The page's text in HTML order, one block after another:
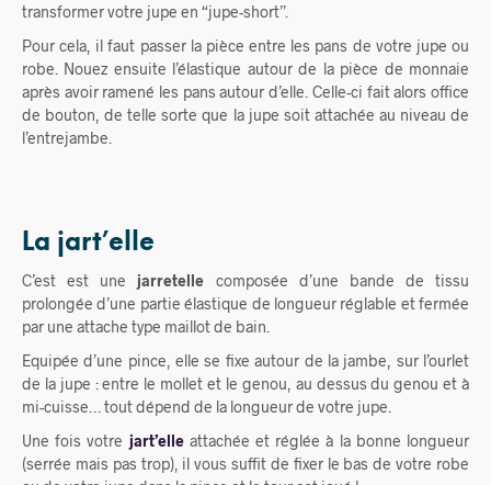
transformer votre jupe en “jupe-short”.
Pour cela, il faut passer la pièce entre les pans de votre jupe ou
robe. Nouez ensuite l’élastique autour de la pièce de monnaie
après avoir ramené les pans autour d’elle. Celle-ci fait alors office
de bouton, de telle sorte que la jupe soit attachée au niveau de
l’entrejambe.
La jart’elle
C’est est une jarretelle composée d’une bande de tissu
prolongée d’une partie élastique de longueur réglable et fermée
par une attache type maillot de bain.
Equipée d’une pince, elle se fixe autour de la jambe, sur l’ourlet
de la jupe : entre le mollet et le genou, au dessus du genou et à
mi-cuisse… tout dépend de la longueur de votre jupe.
Une fois votre jart’elleattachée et réglée à la bonne longueur
(serrée mais pas trop), il vous suffit de fixer le bas de votre robe